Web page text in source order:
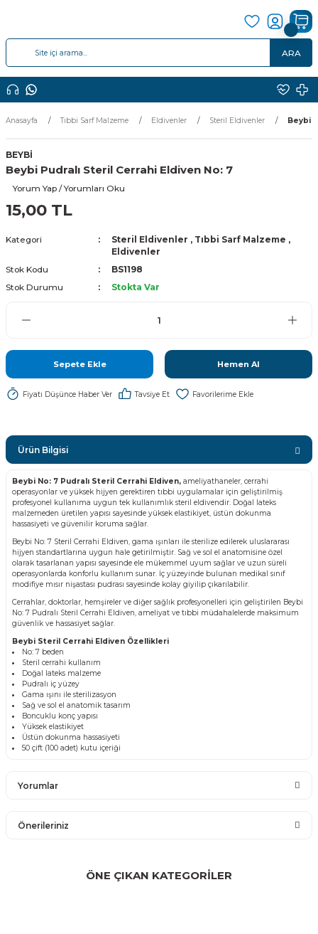
ARA
Anasayfa Tıbbi Sarf Malzeme Eldivenler Steril Eldivenler Beybi
BEYBİ
Beybi Pudralı Steril Cerrahi Eldiven No: 7
Yorum Yap / Yorumları Oku
15,00 TL
Kategori Steril Eldivenler , Tıbbi Sarf Malzeme ,
Eldivenler
Stok Kodu
BS1198
Stok Durumu
Stokta Var
Sepete Ekle Hemen Al
Fiyatı Düşünce Haber Ver Tavsiye Et
Ürün Bilgisi
Beybi No: 7 Pudralı Steril Cerrahi Eldiven, ameliyathaneler, cerrahi
operasyonlar ve yüksek hijyen gerektiren tıbbi uygulamalar için geliştirilmiş
profesyonel kullanıma uygun tek kullanımlık steril eldivendir. Doğal lateks
malzemeden üretilen yapısı sayesinde yüksek elastikiyet, üstün dokunma
hassasiyeti ve güvenilir koruma sağlar.
Beybi No: 7 Steril Cerrahi Eldiven, gama ışınları ile sterilize edilerek uluslararası
hijyen standartlarına uygun hale getirilmiştir. Sağ ve sol el anatomisine özel
olarak tasarlanan yapısı sayesinde ele mükemmel uyum sağlar ve uzun süreli
operasyonlarda konforlu kullanım sunar. İç yüzeyinde bulunan medikal sınıf
modifiye mısır nişastası pudrası sayesinde kolay giyilip çıkarılabilir.
Cerrahlar, doktorlar, hemşireler ve diğer sağlık profesyonelleri için geliştirilen Beybi
No: 7 Pudralı Steril Cerrahi Eldiven, ameliyat ve tıbbi müdahalelerde maksimum
güvenlik ve hassasiyet sağlar.
Beybi Steril Cerrahi Eldiven Özellikleri
No: 7 beden
Steril cerrahi kullanım
Doğal lateks malzeme
Pudralı iç yüzey
Gama ışını ile sterilizasyon
Sağ ve sol el anatomik tasarım
Boncuklu konç yapısı
Yüksek elastikiyet
Üstün dokunma hassasiyeti
50 çift (100 adet) kutu içeriği
Yorumlar
Önerileriniz
konularda yetersiz gördüğünüz noktaları öneri formunu
kullanarak tarafımıza iletebilirsiniz.
ÖNE ÇIKAN KATEGORİLER